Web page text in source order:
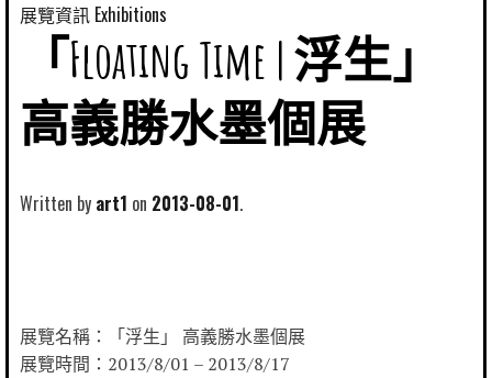
展覽資訊 Exhibitions
「Floating Time | 浮生」
高義勝水墨個展
Written by art1 2013-08-01
展覽名稱：「浮生」 高義勝水墨個展
展覽時間：2013/8/01 – 2013/8/17